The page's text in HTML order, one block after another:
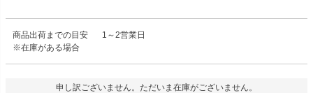
商品出荷までの目安
※在庫がある場合
1～2営業日
申し訳ございません。ただいま在庫がございません。